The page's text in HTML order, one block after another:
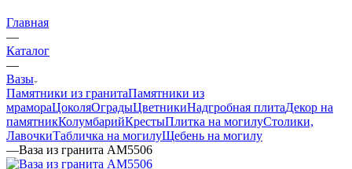
Главная
—
Каталог
—
Вазы
Памятники из гранитаПамятники из
мрамораЦоколяОградыЦветникиНадгробная плитаДекор на
памятникКолумбарийКрестыПлитка на могилуСтолики,
ЛавочкиТабличка на могилуЩебень на могилу
—Ваза из гранита AM5506